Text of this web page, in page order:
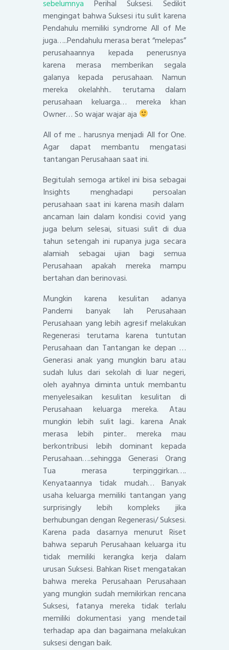
sebelumnya Perihal Suksesi. Sedikit
mengingat bahwa Suksesi itu sulit karena
Pendahulu memiliki syndrome All of Me
juga…..Pendahulu merasa berat “melepas”
perusahaannya kepada penerusnya
karena merasa memberikan segala
galanya kepada perusahaan. Namun
mereka okelahhh.. terutama dalam
perusahaan keluarga… mereka khan
Owner… So wajar wajar aja
All of me .. harusnya menjadi All for One.
Agar dapat membantu mengatasi
tantangan Perusahaan saat ini.
Begitulah semoga artikel ini bisa sebagai
Insights menghadapi persoalan
perusahaan saat ini karena masih dalam
ancaman lain dalam kondisi covid yang
juga belum selesai, situasi sulit di dua
tahun setengah ini rupanya juga secara
alamiah sebagai ujian bagi semua
Perusahaan apakah mereka mampu
bertahan dan berinovasi.
Mungkin karena kesulitan adanya
Pandemi banyak lah Perusahaan
Perusahaan yang lebih agresif melakukan
Regenerasi terutama karena tuntutan
Perusahaan dan Tantangan ke depan …
Generasi anak yang mungkin baru atau
sudah lulus dari sekolah di luar negeri,
oleh ayahnya diminta untuk membantu
menyelesaikan kesulitan kesulitan di
Perusahaan keluarga mereka. Atau
mungkin lebih sulit lagi.. karena Anak
merasa lebih pinter.. mereka mau
berkontribusi lebih dominant kepada
Perusahaan….sehingga Generasi Orang
Tua merasa terpinggirkan….
Kenyataannya tidak mudah… Banyak
usaha keluarga memiliki tantangan yang
surprisingly lebih kompleks jika
berhubungan dengan Regenerasi/ Suksesi.
Karena pada dasarnya menurut Riset
bahwa separuh Perusahaan keluarga itu
tidak memiliki kerangka kerja dalam
urusan Suksesi. Bahkan Riset mengatakan
bahwa mereka Perusahaan Perusahaan
yang mungkin sudah memikirkan rencana
Suksesi, fatanya mereka tidak terlalu
memiliki dokumentasi yang mendetail
terhadap apa dan bagaimana melakukan
suksesi dengan baik.